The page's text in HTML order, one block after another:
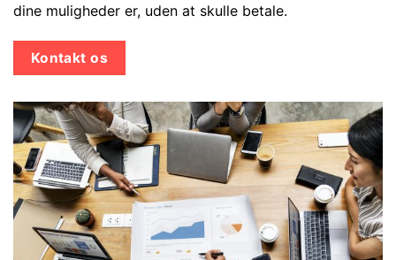
dine muligheder er, uden at skulle betale.
Kontakt os